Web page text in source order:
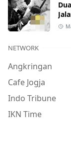
NETWORK
Angkringan
Cafe Jogja
Indo Tribune
IKN Time